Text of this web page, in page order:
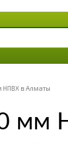
НПВХ в Алматы
мм